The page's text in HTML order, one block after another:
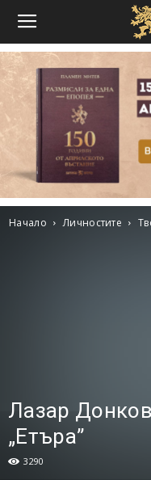
Начало Личностите
Лазар
„Етъра”
3290